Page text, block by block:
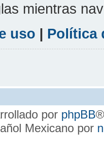
mientras
uso | Política
por phpBB
Mexicano por